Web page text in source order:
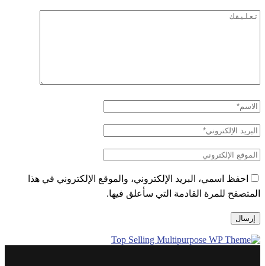
احفظ اسمي، البريد الإلكتروني، والموقع الإلكتروني في هذا
المتصفح للمرة القادمة التي سأعلق فيها.